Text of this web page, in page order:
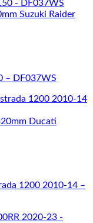
– DF037WS
1200 2010-14 –